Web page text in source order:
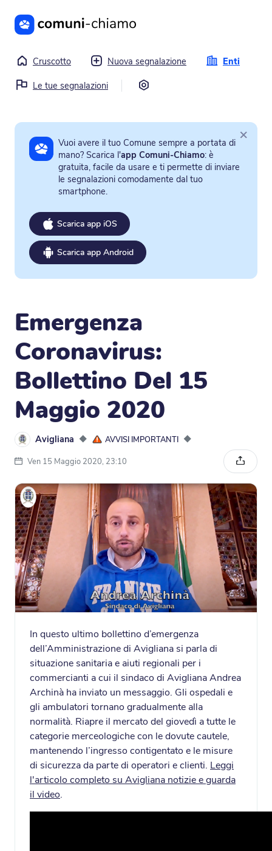
Vai al contenuto principale
Cruscotto Nuova segnalazione
Enti
Le tue segnalazioni
Vuoi avere il tuo Comune sempre a portata di
mano? Scarica l'app Comuni-Chiamo: è
gratuita, facile da usare e ti permette di inviare
le segnalazioni comodamente dal tuo
smartphone.
Scarica app iOS
Scarica app Android
×
Emergenza
Coronavirus:
Bollettino Del 15
Maggio 2020
Avigliana ◆ AVVISI IMPORTANTI ◆
Ven 15 Maggio 2020, 23:10
In questo ultimo bollettino d’emergenza
dell’Amministrazione di Avigliana si parla di
situazione sanitaria e aiuti regionali per i
commercianti a cui il sindaco di Avigliana Andrea
Archinà ha inviato un messaggio. Gli ospedali e
gli ambulatori tornano gradualmente alla
normalità. Riapre il mercato del giovedì a tutte le
categorie merceologiche con le dovute cautele,
mantenendo l’ingresso contigentato e le misure
di sicurezza da parte di operatori e clienti. Leggi
l'articolo completo su Avigliana notizie e guarda
il video.